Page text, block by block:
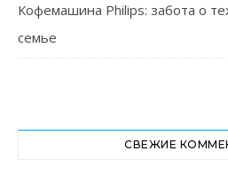
Кофемашина Philips: забота о
семье
СВЕЖИЕ